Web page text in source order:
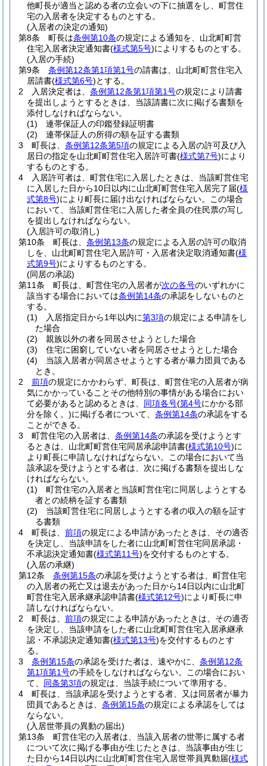
他町長が適当と認める者の立会いの下に抽選をし、町営住
宅の入居者を決定するものとする。
(入居者の決定の通知)
第8条
町長は条例第10条の規定による通知を、山北町町営
住宅入居者決定通知書(様式第5号)によりするものとする。
(入居の手続)
第9条
条例第12条第1項第1号の請書は、山北町町営住宅入
居請書(様式第6号)とする。
2
入居決定者は、 条例第12条第1項第1号の規定により請書
を提出しようとするときは、当該請書に次に掲げる書類を
添付しなければならない。
(1)
連帯保証人の印鑑登録証明書
(2)
連帯保証人の所得の額を証する書類
3
町長は、 条例第12条第5項の規定による入居の許可及び入
居日の指定を山北町町営住宅入居許可書(様式第7号)により
するものとする。
4
入居許可者は、町営住宅に入居したときは、当該町営住宅
に入居した日から10日以内に山北町町営住宅入居完了届(様
式第8号)により町長に届け出なければならない。
この場合
において、当該町営住宅に入居した者全員の住民票の写し
を提出しなければならない。
(入居許可の取消し)
第10条
町長は、 条例第13条の規定による入居の許可の取消
しを、山北町町営住宅入居許可・入居者決定取消通知書(様
式第9号)によりするものとする。
(同居の承認)
第11条
町長は、町営住宅の入居者が次の各号のいずれかに
該当する場合においては条例第14条の承認をしないものと
する。
(1)
入居指定日から1年以内に第3項の規定による申請をし
た場合
(2)
親族以外の者を同居させようとした場合
(3)
住宅に困窮していない者を同居させようとした場合
(4)
当該入居者が同居させようとする者が暴力団員である
とき。
2
前項の規定にかかわらず、町長は、町営住宅の入居者が病
気にかかっていることその他特別の事情がある場合におい
て必要があると認めるときは、 同項各号(第4号にかかる部
分を除く。)に掲げる者について、 条例第14条の承認をする
ことができる。
3
町営住宅の入居者は、 条例第14条の承認を受けようとす
るときは、山北町町営住宅同居承認申請書(様式第10号)に
より町長に申請しなければならない。
この場合において当
該承認を受けようとする者は、次に掲げる書類を提出しな
ければならない。
(1)
町営住宅の入居者と当該町営住宅に同居しようとする
者との続柄を証する書類
(2)
当該町営住宅に同居しようとする者の収入の額を証す
る書類
4
町長は、 前項の規定による申請があったときは、その適否
を決定し、当該申請をした者に山北町町営住宅同居承認・
不承認決定通知書(様式第11号)を交付するものとする。
(入居の承継)
第12条
条例第15条の承認を受けようとする者は、町営住宅
の入居者の死亡又は退去があった日から14日以内に山北町
町営住宅入居承継承認申請書(様式第12号)により町長に申
請しなければならない。
2
町長は、 前項の規定による申請があったときは、その適否
を決定し、当該申請をした者に山北町町営住宅入居承継承
認・不承認決定通知書(様式第13号)を交付するものとす
る。
3
条例第15条の承認を受けた者は、速やかに、 条例第12条
第1項第1号の手続をしなければならない。
この場合におい
て、 同条第3項の規定は、当該手続について準用する。
4
町長は、当該承認を受けようとする者、又は同居者が暴力
団員であるときは、 条例第15条の規定による承認をしては
ならない。
(入居世帯員の異動の届出)
第13条
町営住宅の入居者は、当該入居者の世帯に属する者
について次に掲げる事由が生じたときは、当該事由が生じ
た日から14日以内に山北町町営住宅入居世帯員異動届(様式